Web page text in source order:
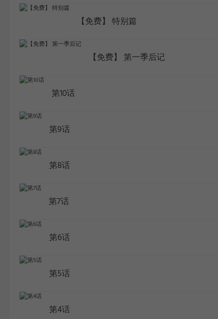
【免费】 特别篇
【免费】 第一季后记
第10话
第9话
第8话
第7话
第6话
第5话
第4话